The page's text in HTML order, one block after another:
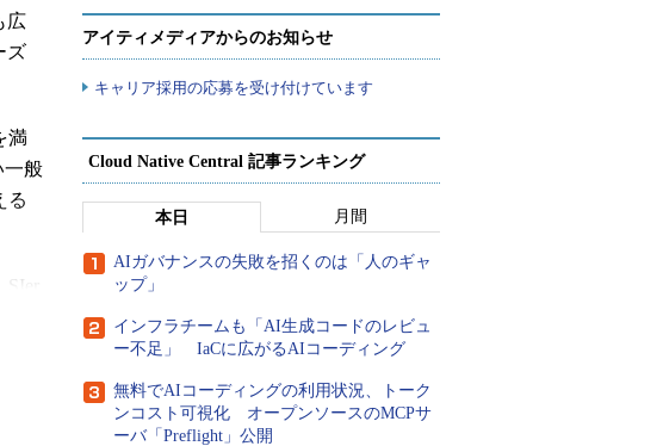
広
ズ
満
一般
る
アイティメディアからのお知らせ
キャリア採用の応募を受け付けています
Cloud Native Central 記事ランキング
本日 月間
AIガバナンスの失敗を招くのは「人のギャ
ップ」
インフラチームも「AI生成コードのレビュ
ー不足」 IaCに広がるAIコーディング
無料でAIコーディングの利用状況、トーク
ンコスト可視化 オープンソースのMCPサ
ーバ「Preflight」公開